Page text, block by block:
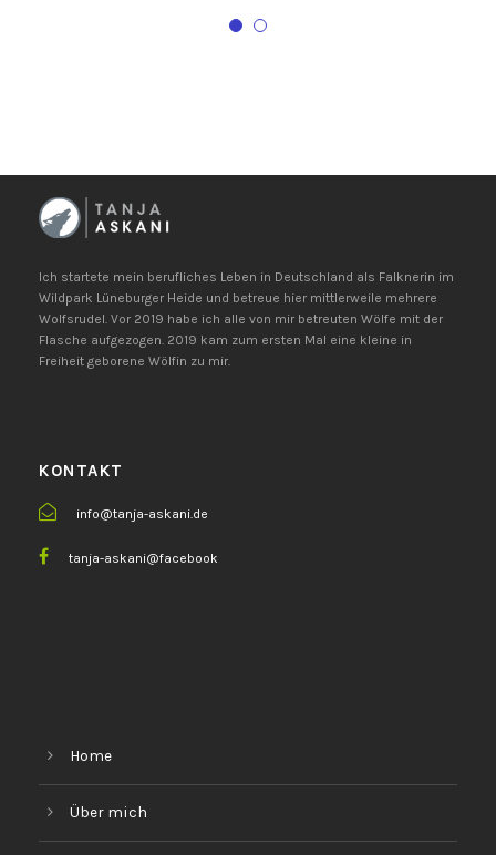
Ich startete mein berufliches Leben in Deutschland als Falknerin im
Wildpark Lüneburger Heide und betreue hier mittlerweile mehrere
Wolfsrudel. Vor 2019 habe ich alle von mir betreuten Wölfe mit der
Flasche aufgezogen. 2019 kam zum ersten Mal eine kleine in
Freiheit geborene Wölfin zu mir.
KONTAKT
info@tanja-askani.de
tanja-askani@facebook
Home
Über mich